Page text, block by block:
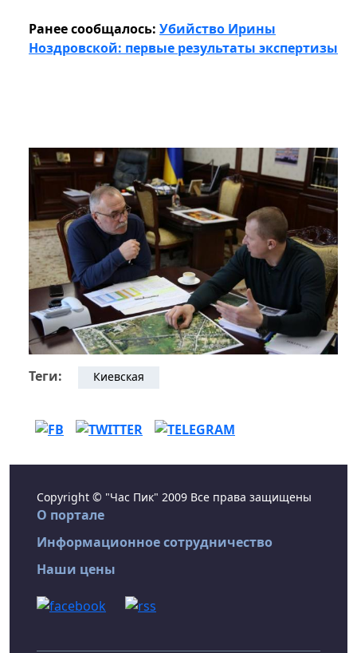
Ранее сообщалось: Убийство Ирины
Ноздровской: первые результаты экспертизы
Теги: Киевская
Copyright © "Час Пик" 2009 Все права защищены
О портале
Информационное сотрудничество
Наши цены